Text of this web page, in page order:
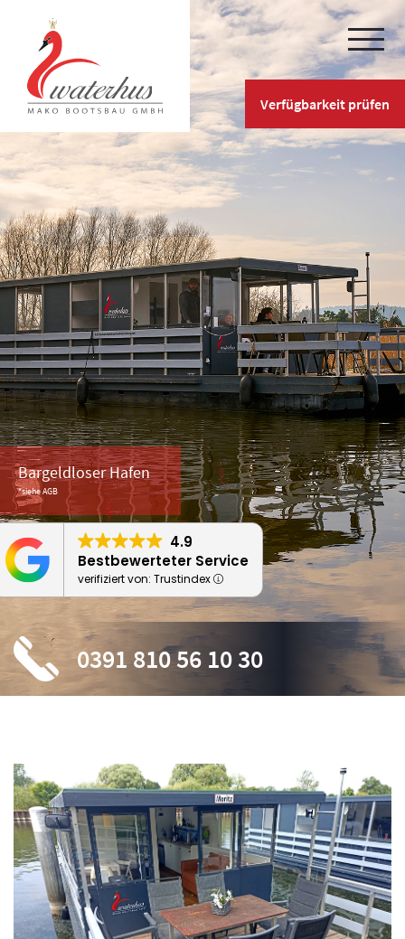
Verfügbarkeit prüfen
4.9
Bestbewerteter Service
verifiziert von: Trustindex
Bargeldloser Hafen
*siehe AGB
0391 810 56 10 30